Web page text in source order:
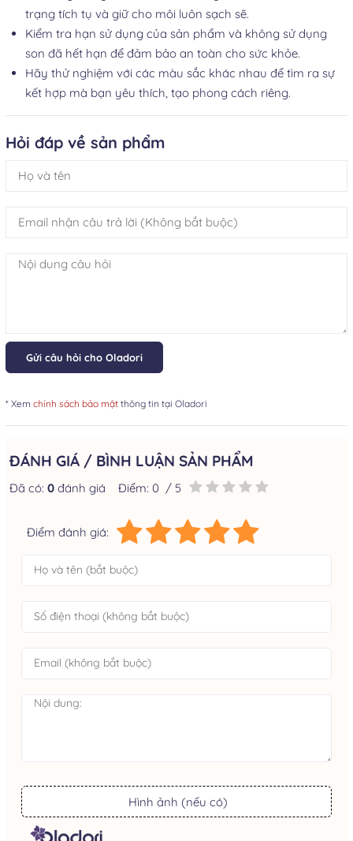
trạng tích tụ và giữ cho môi luôn sạch sẽ.
Kiểm tra hạn sử dụng của sản phẩm và không sử dụng
son đã hết hạn để đảm bảo an toàn cho sức khỏe.
Hãy thử nghiệm với các màu sắc khác nhau để tìm ra sự
kết hợp mà bạn yêu thích, tạo phong cách riêng.
Hỏi đáp về sản phẩm
Gửi câu hỏi cho Oladori
* Xem chính sách bảo mật thông tin tại Oladori
ĐÁNH GIÁ / BÌNH LUẬN SẢN PHẨM
Đã có: 0 đánh giá Điểm: 0 / 5
Điểm đánh giá:
Hình ảnh (nếu có)